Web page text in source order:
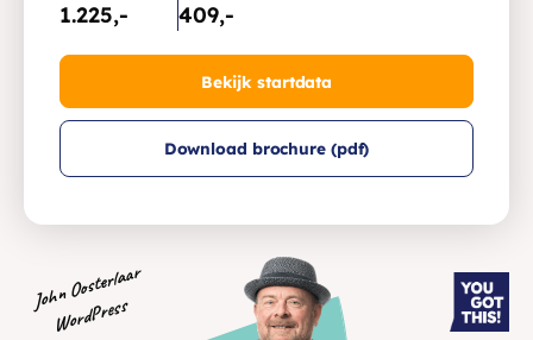
1.225,- 409,-
Bekijk startdata
Download brochure (pdf)
John Oosterlaar
WordPress